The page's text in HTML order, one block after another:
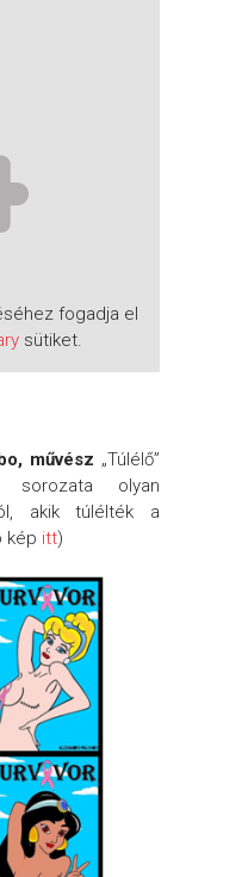
fogadja el
sütiket.
művész „Túlélő”
sorozata olyan
akik túlélték a
kép itt)